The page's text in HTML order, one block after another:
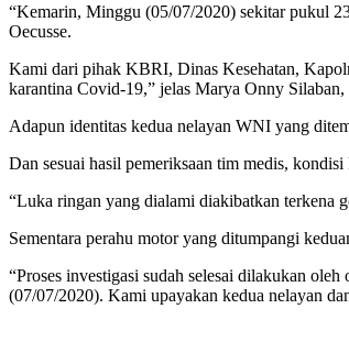
“Kemarin, Minggu (05/07/2020) sekitar pukul
Oecusse.
Kami dari pihak KBRI, Dinas Kesehatan,
karantina Covid-19,” jelas Marya Onny
Adapun identitas kedua nelayan WNI yang
Dan sesuai hasil pemeriksaan tim medis,
“Luka ringan yang dialami diakibatkan terkena
Sementara perahu motor yang ditumpangi
“Proses investigasi sudah selesai dilakukan
(07/07/2020). Kami upayakan kedua nelayan